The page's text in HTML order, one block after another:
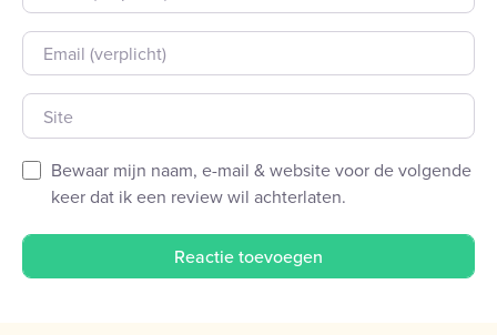
E-mail
Site
Bewaar mijn naam, e-mail & website voor de volgende
keer dat ik een review wil achterlaten.